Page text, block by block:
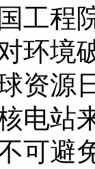
工程
环境
资源
电站
可避